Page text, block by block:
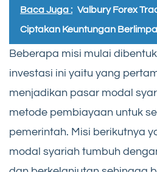
Baca Juga : Valbury Forex
Ciptakan Keuntungan
Beberapa misi mulai
investasi ini yaitu yang
menjadikan pasar modal
metode pembiayaan untuk
pemerintah. Misi berikutnya
modal syariah tumbuh